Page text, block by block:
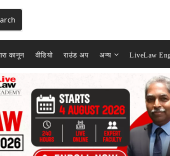
कानून वीडियो राउंड अप अन्य LiveLaw